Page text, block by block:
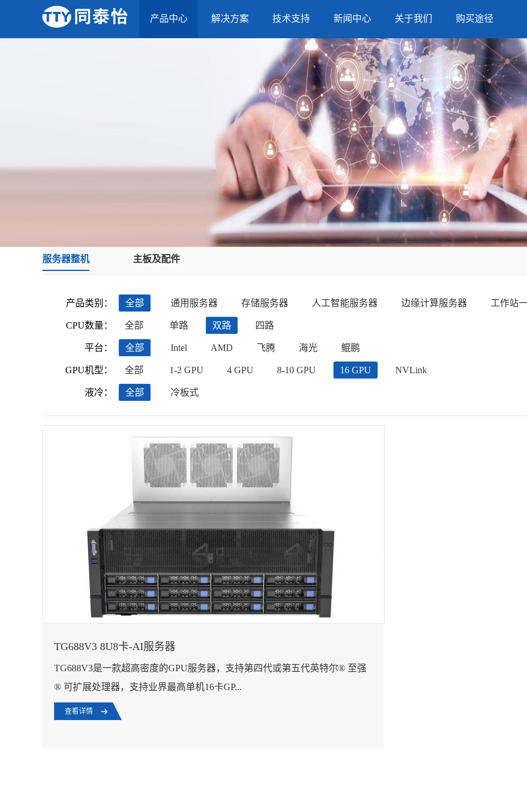
产品中心 解决方案 技术支持 新闻中心 关于我们 购买途径
服务器整机 主板及配件
产品类别：
CPU数量：
平台：
GPU机型：
液冷：
全部 通用服务器 存储服务器 人工智能服务器 边缘计算服务器 工作站
全部 单路 双路 四路
全部 Intel AMD 飞腾 海光 鲲鹏
全部 1-2 GPU 4 GPU 8-10 GPU 16 GPU NVLink
全部 冷板式
TG688V3 8U8卡-AI服务器
TG688V3是一款超高密度的GPU服务器，支持第四代或第五代英特尔® 至强
® 可扩展处理器，支持业界最高单机16卡GP...
查看详情